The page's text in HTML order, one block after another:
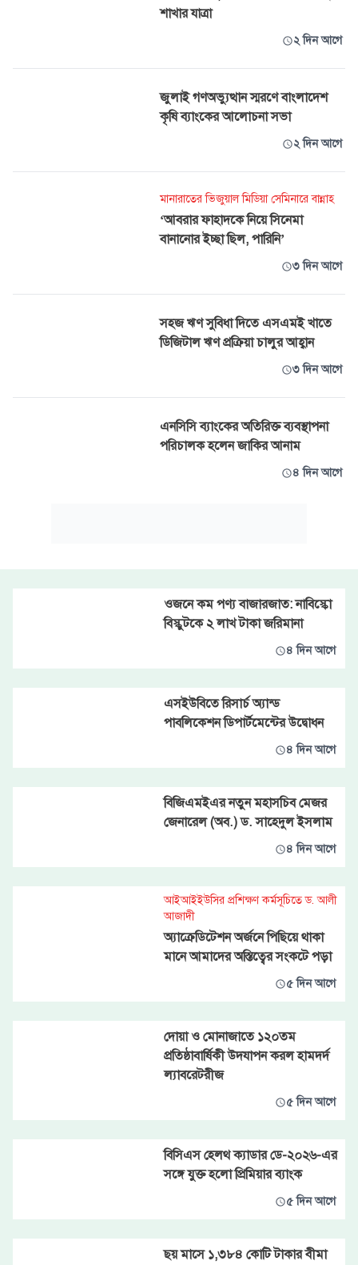
শাখার যাত্রা
২ দিন আগে
জুলাই গণঅভ্যুত্থান স্মরণে বাংলাদেশ
কৃষি ব্যাংকের আলোচনা সভা
২ দিন আগে
মানারাতের ভিজুয়াল মিডিয়া সেমিনারে বান্নাহ
‘আবরার ফাহাদকে নিয়ে সিনেমা
বানানোর ইচ্ছা ছিল, পারিনি’
৩ দিন আগে
সহজ ঋণ সুবিধা দিতে এসএমই খাতে
ডিজিটাল ঋণ প্রক্রিয়া চালুর আহ্বান
৩ দিন আগে
এনসিসি ব্যাংকের অতিরিক্ত ব্যবস্থাপনা
পরিচালক হলেন জাকির আনাম
৪ দিন আগে
ওজনে কম পণ্য বাজারজাত: নাবিস্কো
বিস্কুটকে ২ লাখ টাকা জরিমানা
৪ দিন আগে
এসইউবিতে রিসার্চ অ্যান্ড
পাবলিকেশন ডিপার্টমেন্টের উদ্বোধন
৪ দিন আগে
বিজিএমইএর নতুন মহাসচিব মেজর
জেনারেল (অব.) ড. সাহেদুল ইসলাম
৪ দিন আগে
আইআইইউসির প্রশিক্ষণ কর্মসূচিতে ড. আলী
আজাদী
অ্যাক্রেডিটেশন অর্জনে পিছিয়ে থাকা
মানে আমাদের অস্তিত্বের সংকটে পড়া
৫ দিন আগে
দোয়া ও মোনাজাতে ১২০তম
প্রতিষ্ঠাবার্ষিকী উদযাপন করল হামদর্দ
ল্যাবরেটরীজ
৫ দিন আগে
বিসিএস হেলথ ক্যাডার ডে-২০২৬-এর
সঙ্গে যুক্ত হলো প্রিমিয়ার ব্যাংক
৫ দিন আগে
ছয় মাসে ১,৩৮৪ কোটি টাকার বীমা